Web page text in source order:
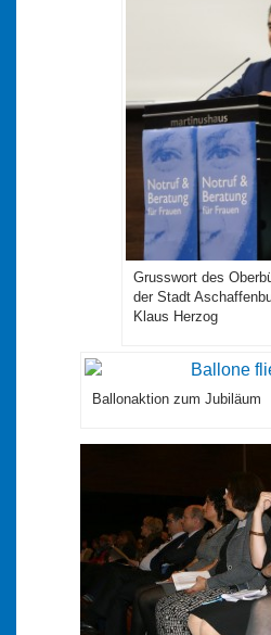
Grusswort des
der Stadt
Klaus Herzog
Ballonaktion zum Jubiläum